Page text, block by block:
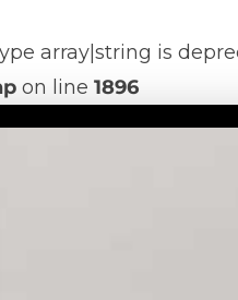
array|string is
on line 1896